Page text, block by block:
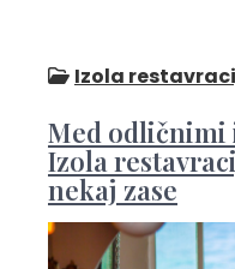
Izola
Med odličnimi
Izola
nekaj zase